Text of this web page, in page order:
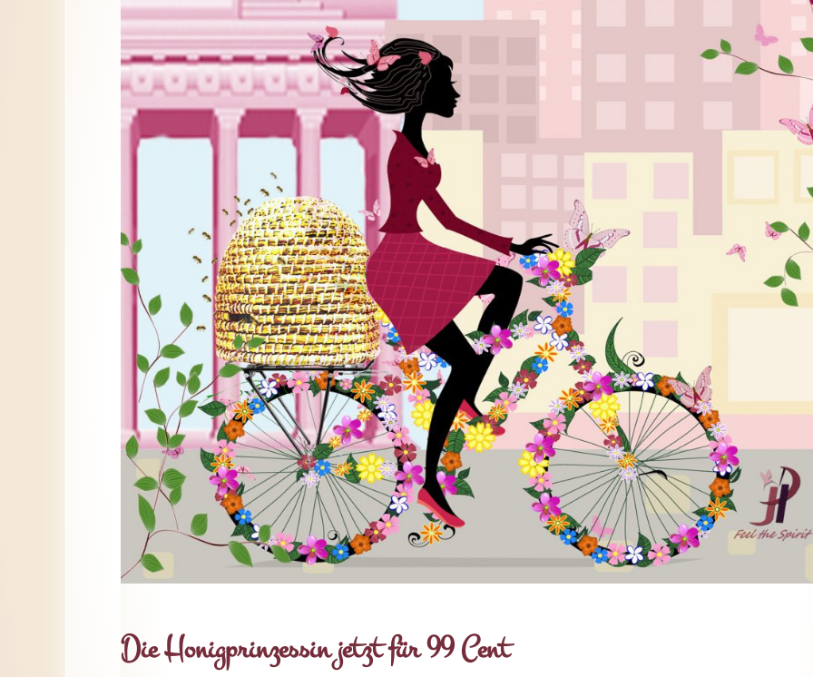
Die Honigprinzessin jetzt für 99 Cent